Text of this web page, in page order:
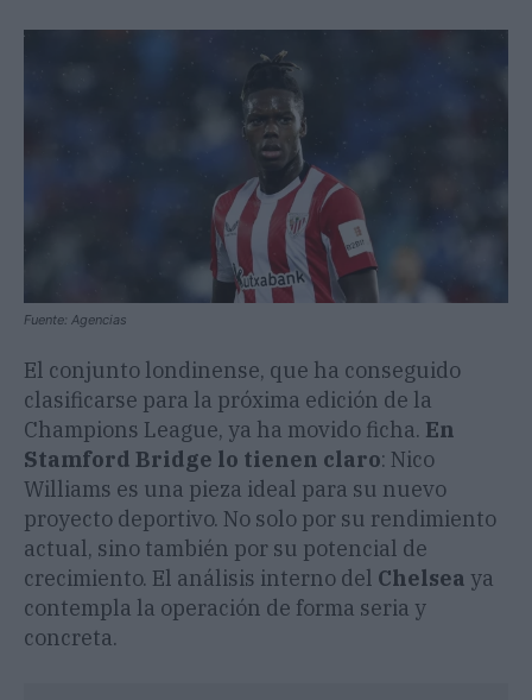
Fuente: Agencias
El conjunto londinense, que ha conseguido
clasificarse para la próxima edición de la
Champions League, ya ha movido ficha. En
Stamford Bridge lo tienen claro: Nico
Williams es una pieza ideal para su nuevo
proyecto deportivo. No solo por su rendimiento
actual, sino también por su potencial de
crecimiento. El análisis interno del Chelsea ya
contempla la operación de forma seria y
concreta.